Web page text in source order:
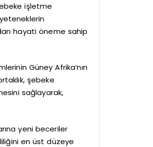
işletme
hayati öneme sahip
Güney Afrika’nın
şebeke
sağlayarak,
yeni beceriler
en üst düzeye